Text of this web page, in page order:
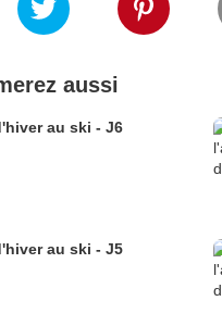
aussi
au ski - J6
au ski - J5